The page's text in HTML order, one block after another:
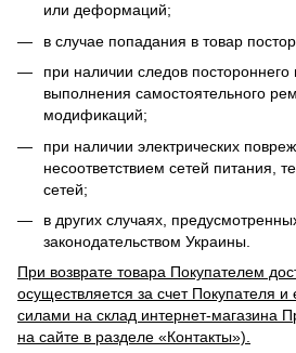
или деформаций;
в случае попадания в товар
при наличии следов
выполнения самостоятельного
модификаций;
при наличии электрических
несоответствием сетей питания,
сетей;
в других случаях,
законодательством Украины.
При возврате товара Покупателем
осуществляется за счет Покупателя и
силами на склад интернет-магазина
на сайте в разделе «Контакты»).